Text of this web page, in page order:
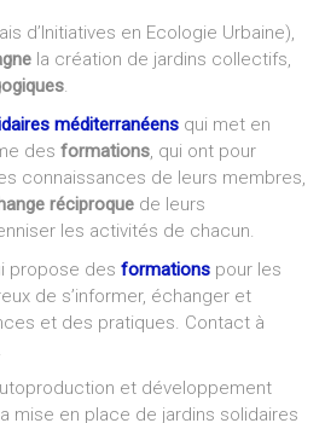
d’Initiatives en Ecologie Urbaine),
la création de jardins collectifs,
.
méditerranéens qui met en
desformations, qui ont pour
connaissances de leurs membres,
réciproque de leurs
les activités de chacun.
propose desformations pour les
de s’informer, échanger et
et des pratiques. Contact à
et développement
mise en place de jardins solidaires